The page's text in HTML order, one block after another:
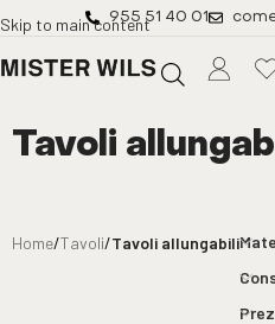
Skip to main content955 51 40 01
Tavoli
Home/Tavoli/Tavoli allungabili